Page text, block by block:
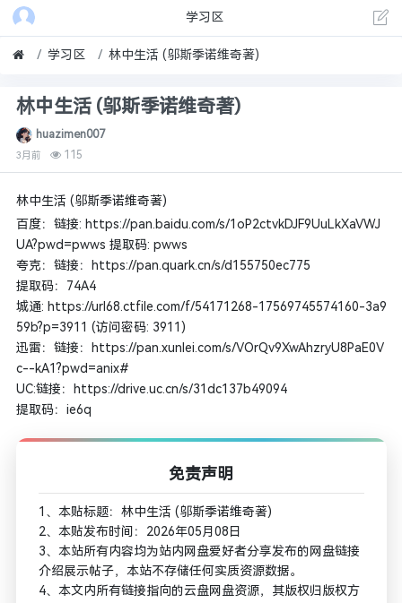
学习区
学习区 林中生活 (邬斯季诺维奇著)
林中生活 (邬斯季诺维奇著)
huazimen007
3月前 115
林中生活 (邬斯季诺维奇著)
百度：链接: https://pan.baidu.com/s/1oP2ctvkDJF9UuLkXaVWJ
UA?pwd=pwws 提取码: pwws
夸克：链接：https://pan.quark.cn/s/d155750ec775
提取码：74A4
城通: https://url68.ctfile.com/f/54171268-17569745574160-3a9
59b?p=3911 (访问密码: 3911)
迅雷：链接：https://pan.xunlei.com/s/VOrQv9XwAhzryU8PaE0V
c--kA1?pwd=anix#
UC:链接：https://drive.uc.cn/s/31dc137b49094
提取码：ie6q
免责声明
1、本贴标题：林中生活 (邬斯季诺维奇著)
2、本贴发布时间：2026年05月08日
3、本站所有内容均为站内网盘爱好者分享发布的网盘链接
介绍展示帖子，本站不存储任何实质资源数据。
4、本文内所有链接指向的云盘网盘资源，其版权归版权方